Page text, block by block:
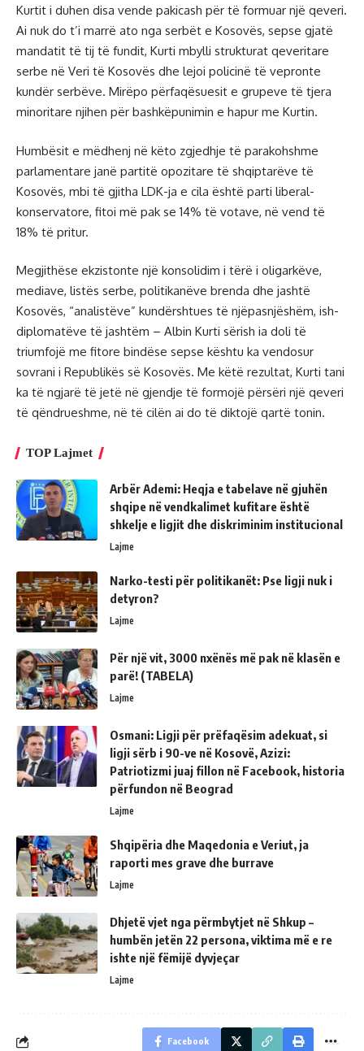
Kurtit i duhen disa vende pakicash për të formuar një qeveri.
Ai nuk do t’i marrë ato nga serbët e Kosovës, sepse gjatë
mandatit të tij të fundit, Kurti mbylli strukturat qeveritare
serbe në Veri të Kosovës dhe lejoi policinë të vepronte
kundër serbëve. Mirëpo përfaqësuesit e grupeve të tjera
minoritare njihen për bashkëpunimin e hapur me Kurtin.
Humbësit e mëdhenj në këto zgjedhje të parakohshme
parlamentare janë partitë opozitare të shqiptarëve të
Kosovës, mbi të gjitha LDK-ja e cila është parti liberal-
konservatore, fitoi më pak se 14% të votave, në vend të
18% të pritur.
Megjithëse ekzistonte një konsolidim i tërë i oligarkëve,
mediave, listës serbe, politikanëve brenda dhe jashtë
Kosovës, “analistëve” kundërshtues të njëpasnjëshëm, ish-
diplomatëve të jashtëm – Albin Kurti sërish ia doli të
triumfojë me fitore bindëse sepse kështu ka vendosur
sovrani i Republikës së Kosovës. Me këtë rezultat, Kurti tani
ka të ngjarë të jetë në gjendje të formojë përsëri një qeveri
të qëndrueshme, në të cilën ai do të diktojë qartë tonin.
TOP Lajmet
Arbër Ademi: Heqja e tabelave në gjuhën
shqipe në vendkalimet kufitare është
shkelje e ligjit dhe diskriminim institucional
Lajme
Narko-testi për politikanët: Pse ligji nuk i
detyron?
Lajme
Për një vit, 3000 nxënës më pak në klasën e
parë! (TABELA)
Lajme
Osmani: Ligji për prëfaqësim adekuat, si
ligji sërb i 90-ve në Kosovë, Azizi:
Patriotizmi juaj fillon në Facebook, historia
përfundon në Beograd
Lajme
Shqipëria dhe Maqedonia e Veriut, ja
raporti mes grave dhe burrave
Lajme
Dhjetë vjet nga përmbytjet në Shkup –
humbën jetën 22 persona, viktima më e re
ishte një fëmijë dyvjeçar
Lajme
Facebook